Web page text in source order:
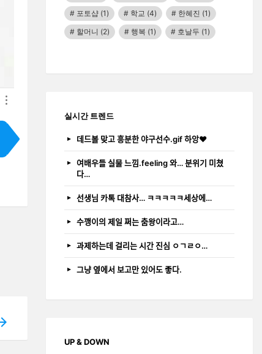
포토샵 (1) 학교 (4) 한혜진 (1)
할머니 (2) 행복 (1) 호날두 (1)
실시간 트렌드
데드볼 맞고 흥분한 야구선수.gif 하앙❤️
여배우들 실물 느낌.feeling 와… 분위기 미쳤
다…
선생님 카톡 대참사… ㅋㅋㅋㅋㅋ세상에…
수깽이의 제일 쩌는 춤왕이라고…
과제하는데 걸리는 시간 진심 ㅇㄱㄹㅇ…
그냥 옆에서 보고만 있어도 좋다.
UP & DOWN